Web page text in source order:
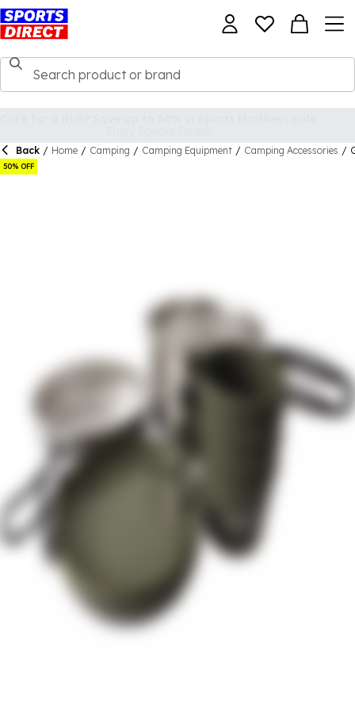
Back / Home / Camping / Camping Equipment / Camping Accessories /
50% OFF